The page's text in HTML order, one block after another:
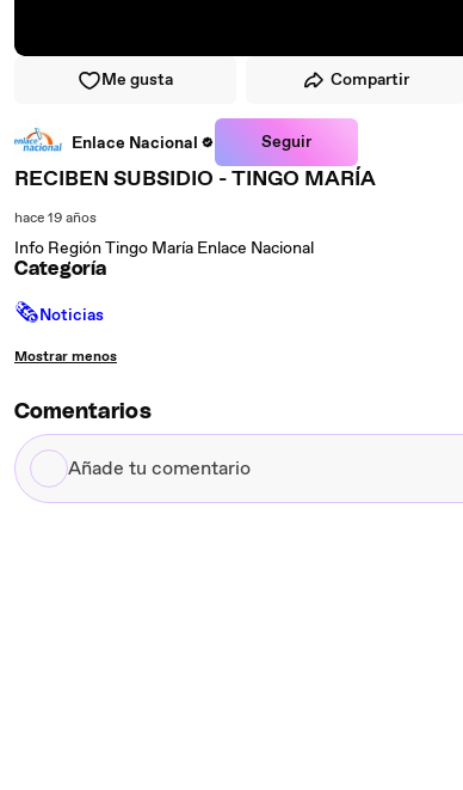
Me gusta Compartir
Enlace Nacional Seguir
RECIBEN SUBSIDIO - TINGO MARÍA
hace 19 años
Info Región Tingo María Enlace Nacional
Categoría
🗞Noticias
Mostrar menos
Comentarios
Añade
tu